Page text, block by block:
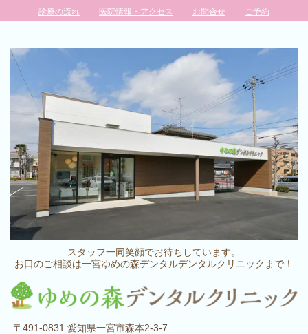
診療の流れ
医院情報・アクセス お問合せ ご予約
スタッフ一同笑顔でお待ちしています。
お口のご相談は一宮ゆめの森デンタルデンタルクリニックまで！
〒491-0831 愛知県一宮市森本2-3-7